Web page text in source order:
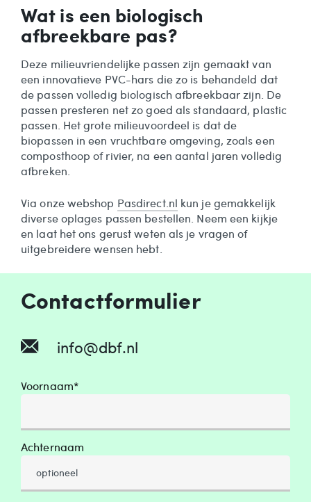
Wat is een biologisch
afbreekbare pas?
Deze milieuvriendelijke passen zijn gemaakt van
een innovatieve PVC-hars die zo is behandeld dat
de passen volledig biologisch afbreekbaar zijn. De
passen presteren net zo goed als standaard, plastic
passen. Het grote milieuvoordeel is dat de
biopassen in een vruchtbare omgeving, zoals een
composthoop of rivier, na een aantal jaren volledig
afbreken.
Via onze webshop Pasdirect.nl kun je gemakkelijk
diverse oplages passen bestellen. Neem een kijkje
en laat het ons gerust weten als je vragen of
uitgebreidere wensen hebt.
Contactformulier
info@dbf.nl
Voornaam*
Achternaam